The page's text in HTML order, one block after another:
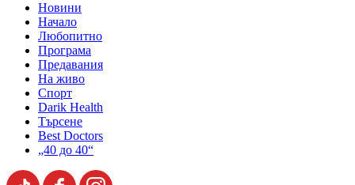
Новини
Начало
Любопитно
Програма
Предавания
На живо
Спорт
Darik Health
Търсене
Best Doctors
„40 до 40“